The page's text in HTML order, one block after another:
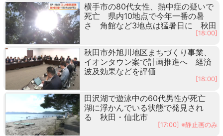
横手市の80代女性、熱中症の疑いで
死亡 県内10地点で今年一番の暑
さ 角館など3地点は猛暑日に 秋田
[18:00]
秋田市外旭川地区まちづくり事業、
イオンタウン案で計画推進へ 経済
波及効果などを評価
[18:00]
田沢湖で遊泳中の60代男性が死亡
湖に浮かんでいる状態で発見され
る 秋田・仙北市
[17:00] ※静止画のみ